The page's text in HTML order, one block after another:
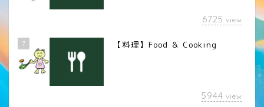
6725 view
7 【料理】Food ＆ Cooking
5944 view